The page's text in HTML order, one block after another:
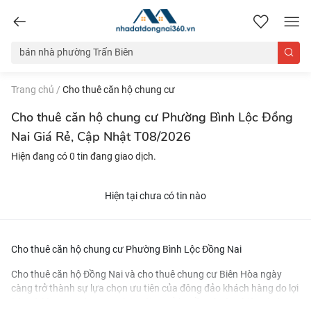
nhadatdongnai360.vn
Trang chủ / Cho thuê căn hộ chung cư
Cho thuê căn hộ chung cư Phường Bình Lộc Đồng
Nai Giá Rẻ, Cập Nhật T08/2026
Hiện đang có 0 tin đang giao dịch.
Hiện tại chưa có tin nào
Cho thuê căn hộ chung cư Phường Bình Lộc Đồng Nai
Cho thuê căn hộ Đồng Nai và cho thuê chung cư Biên Hòa ngày
càng trở thành sự lựa chọn ưu tiên của đông đảo khách hàng do lợi